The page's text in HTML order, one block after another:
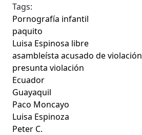
Tags:
Pornografía infantil
paquito
Luisa Espinosa libre
asambleísta acusado de violación
presunta violación
Ecuador
Guayaquil
Paco Moncayo
Luisa Espinoza
Peter C.